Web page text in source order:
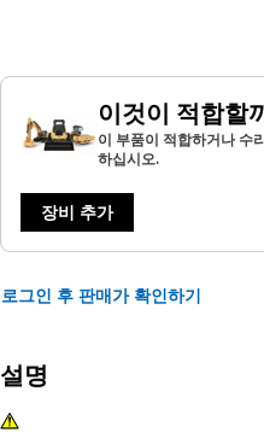
이것이 적합할
이 부품이 적합하거나 수
하십시오.
장비 추가
로그인 후 판매가 확인하기
설명